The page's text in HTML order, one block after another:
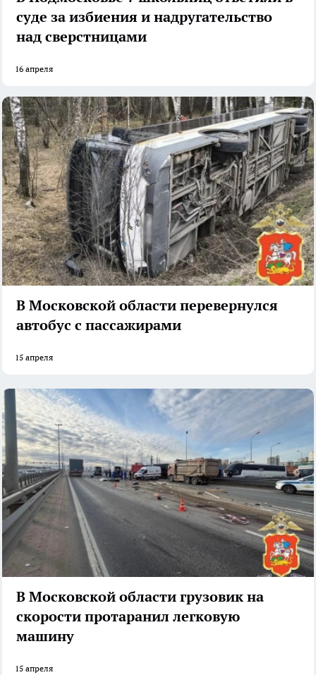
суде за избиения и надругательство
над сверстницами
16 апреля
В Московской области перевернулся
автобус с пассажирами
15 апреля
В Московской области грузовик на
скорости протаранил легковую
машину
15 апреля